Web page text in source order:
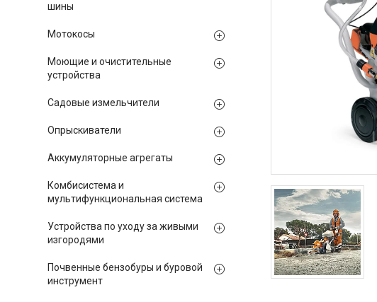
шины
Мотокосы
Моющие и очистительные
устройства
Садовые измельчители
Опрыскиватели
Аккумуляторные агрегаты
Комбисистема и
мультифункциональная система
Устройства по уходу за живыми
изгородями
Почвенные бензобуры и буровой
инструмент